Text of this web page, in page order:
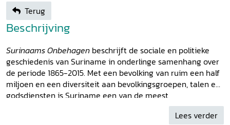
Terug
Beschrijving
Surinaams Onbehagen beschrijft de sociale en politieke
geschiedenis van Suriname in onderlinge samenhang over
de periode 1865-2015. Met een bevolking van ruim een half
miljoen en een diversiteit aan bevolkingsgroepen, talen en
godsdiensten is Suriname een van de meest
gesegmenteerde samenlevingen in het Caraïbisch gebied.
Dit heeft belangrijke consequenties voor de politieke,
Lees verder